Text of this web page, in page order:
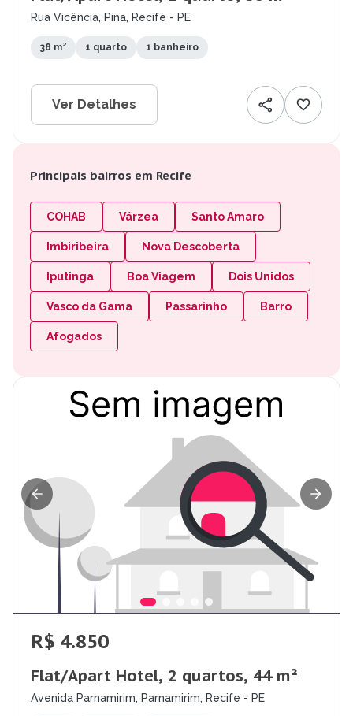
Rua Vicência, Pina, Recife - PE
38 m² 1 quarto 1 banheiro
Ver Detalhes
Principais bairros em Recife
COHAB Várzea Santo Amaro
Imbiribeira Nova Descoberta
Iputinga Boa Viagem Dois Unidos
Vasco da Gama Passarinho Barro
Afogados
R$ 4.850
Flat/Apart Hotel, 2 quartos, 44 m²
Avenida Parnamirim, Parnamirim, Recife - PE